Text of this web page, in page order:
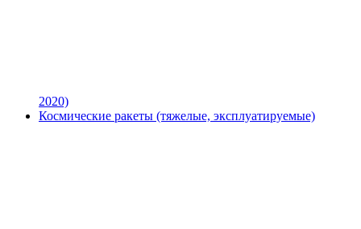
2020)
Космические ракеты (тяжелые, эксплуатируемые)